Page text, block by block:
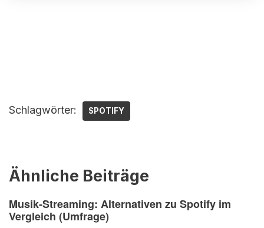
Schlagwörter: SPOTIFY
Ähnliche Beiträge
Musik-Streaming: Alternativen zu Spotify im
Vergleich (Umfrage)